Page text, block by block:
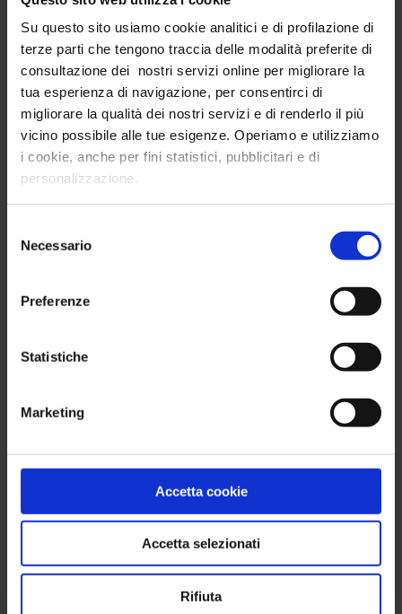
Su questo sito usiamo cookie analitici e di profilazione di
terze parti che tengono traccia delle modalità preferite di
consultazione dei nostri servizi online per migliorare la
tua esperienza di navigazione, per consentirci di
migliorare la qualità dei nostri servizi e di renderlo il più
vicino possibile alle tue esigenze. Operiamo e utilizziamo
i cookie, anche per fini statistici, pubblicitari e di
personalizzazione.
delNecessario
Preferenze
Statistiche
Marketing
Accetta cookie
Accetta selezionati
Rifiuta
Richiedi Demo
ISCRIVITI ALLA NEWSLETTER
Non perderti neanche un articolo e lasciati ispirare dagli
insight per il tuo Brand!
Email
Premendo su "invia" richiedi l'invio periodico della
newsletter di Intribe, l'informativa sul trattamento è